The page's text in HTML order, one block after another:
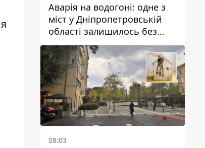
Аварія на водогоні: одне з
міст у Дніпропетровській
області залишилось без
води
08:03